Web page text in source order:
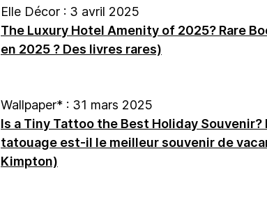
Elle Décor : 3 avril 2025
The Luxury Hotel Amenity of 2025? Rare
en 2025 ? Des livres rares)
Wallpaper* : 31 mars 2025
Is a Tiny Tattoo the Best Holiday
tatouage est-il le meilleur souvenir de
Kimpton)